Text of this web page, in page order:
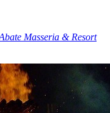
Masseria & Resort